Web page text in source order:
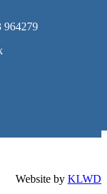
964279
Website by KLWD